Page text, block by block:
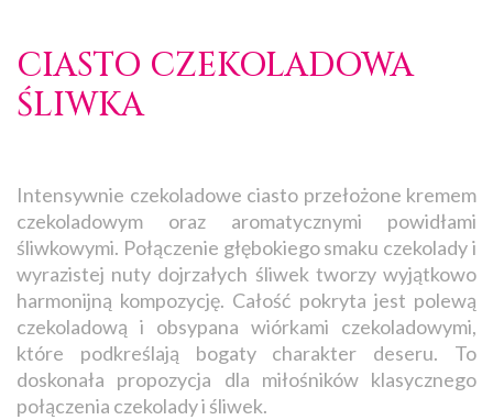
CIASTO CZEKOLADOWA
ŚLIWKA
Intensywnie czekoladowe ciasto przełożone kremem
czekoladowym oraz aromatycznymi powidłami
śliwkowymi. Połączenie głębokiego smaku czekolady i
wyrazistej nuty dojrzałych śliwek tworzy wyjątkowo
harmonijną kompozycję. Całość pokryta jest polewą
czekoladową i obsypana wiórkami czekoladowymi,
które podkreślają bogaty charakter deseru. To
doskonała propozycja dla miłośników klasycznego
połączenia czekolady i śliwek.